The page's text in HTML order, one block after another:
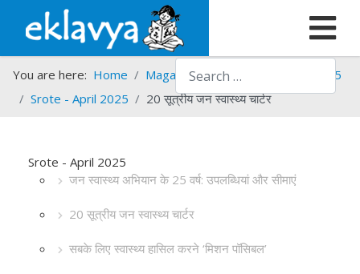
Search
You are here: Home Magazines Srote
Srote - 2025
Srote - April 2025
20 सूत्रीय जन स्वास्थ्य चार्टर
Srote - April 2025
जन स्वास्थ्य अभियान के 25 वर्ष: उपलब्धियां और सीमाएं
20 सूत्रीय जन स्वास्थ्य चार्टर
सबके लिए स्वास्थ्य हासिल करने ‘मिशन पॉसिबल’